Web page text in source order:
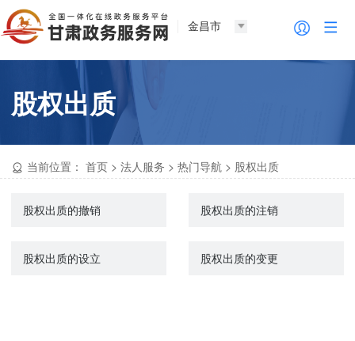
金昌市
股权出质
当前位置： 首页 >法人服务 >热门导航 > 股权出质
股权出质的撤销 股权出质的注销
股权出质的设立 股权出质的变更